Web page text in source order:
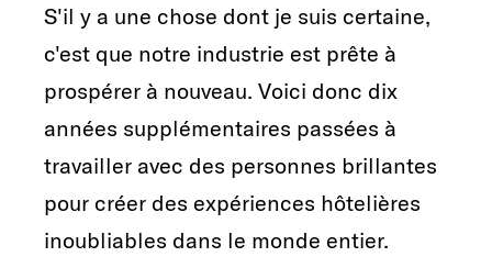
S'il y a une chose dont je suis certaine,
c'est que notre industrie est prête à
prospérer à nouveau. Voici donc dix
années supplémentaires passées à
travailler avec des personnes brillantes
pour créer des expériences hôtelières
inoubliables dans le monde entier.